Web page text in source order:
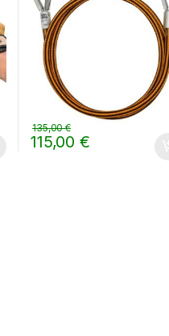
115,00€
135,00€